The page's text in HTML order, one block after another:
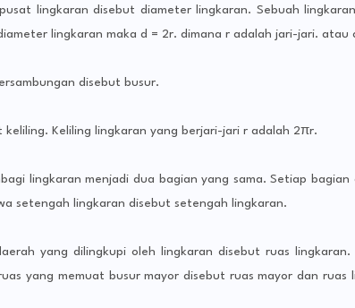
lingkaran disebut diameter lingkaran. Sebuah
lingkaran maka d = 2r. dimana r adalah jari-jari.
disebut busur.
keliling. Keliling lingkaran yang berjari-jari r adalah 2πr.
lingkaran menjadi dua bagian yang sama. Setiap
setengah lingkaran disebut setengah lingkaran.
yang dilingkupi oleh lingkaran disebut ruas
yang memuat busur mayor disebut ruas mayor dan